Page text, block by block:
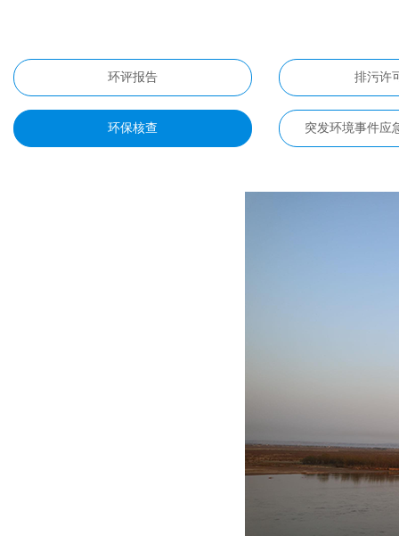
环评报告 排污许
环保核查 突发环境事件应